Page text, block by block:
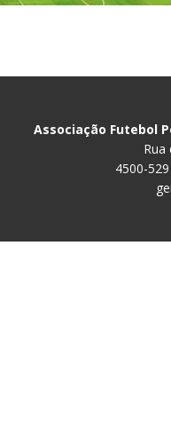
Associação Futebol
Rua
4500-